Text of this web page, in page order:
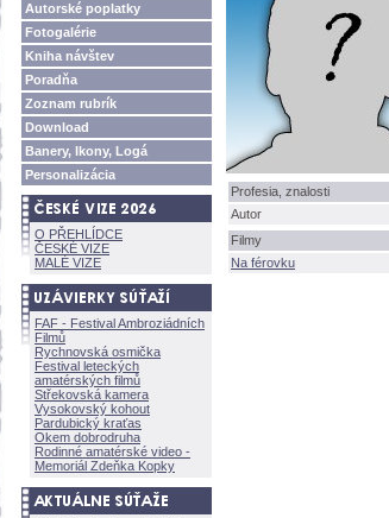
Autorské poplatky
Fotogalérie
Kniha návštev
Poradňa
Zoznam rubrík
Download
Banery, Ikony, Log
Personalizácia
O PŘEHLÍDCE
ČESKÉ VIZE
MALÉ VIZE
FAF - Festival Ambroziádních
Filmů
Rychnovská osmička
Festival leteckých
amatérských filmů
Střekovská kamera
Vysokovský kohout
Pardubický kraťas
Okem dobrodruha
Rodinné amatérské video -
Memoriál Zdeňka Kopky
Profesia, znalosti
Autor
Filmy
Na férovku